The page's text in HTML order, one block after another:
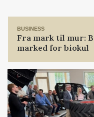
BUSINESS
Fra mark til mur:
marked for biokul